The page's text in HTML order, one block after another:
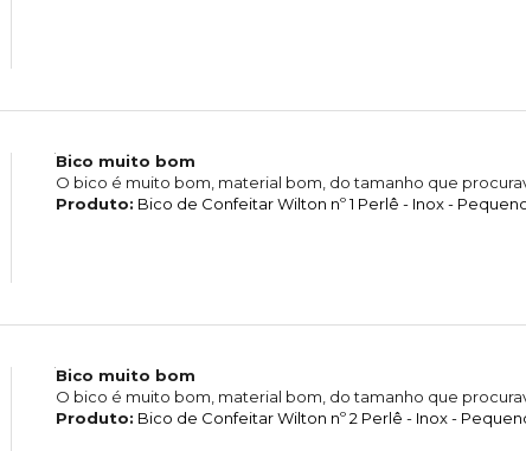
Bico muito bom
O bico é muito bom, material bom, do tamanho que
Produto: Bico de Confeitar Wilton nº 1 Perlê - Inox -
Bico muito bom
O bico é muito bom, material bom, do tamanho que
Produto: Bico de Confeitar Wilton nº 2 Perlê - Inox -